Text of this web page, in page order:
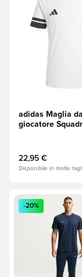
adidas Maglia da
giocatore
22,95 €
Disponibile in molte
Apre una
-20%